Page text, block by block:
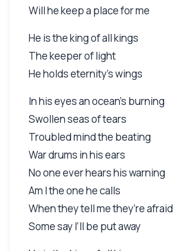
Will he keep a place for me
He is the king of all kings
The keeper of light
He holds eternity’s wings
In his eyes an ocean’s burning
Swollen seas of tears
Troubled mind the beating
War drums in his ears
No one ever hears his warning
Am I the one he calls
When they tell me they’re afraid
Some say I’ll be put away